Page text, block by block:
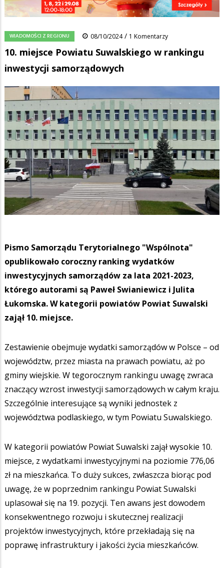
Facebook PinterestTumblrReddit Share
WIADOMOŚCI Z REGIONU 08/10/2024/ 1 Komentarzy
10. miejsce Powiatu Suwalskiego w rankingu
inwestycji samorządowych
Pismo Samorządu Terytorialnego "Wspólnota"
opublikowało coroczny ranking wydatków
inwestycyjnych samorządów za lata 2021-2023,
którego autorami są Paweł Swianiewicz i Julita
Łukomska. W kategorii powiatów Powiat Suwalski
zajął 10. miejsce.
Zestawienie obejmuje wydatki samorządów w Polsce – od
województw, przez miasta na prawach powiatu, aż po
gminy wiejskie. W tegorocznym rankingu uwagę zwraca
znaczący wzrost inwestycji samorządowych w całym kraju.
Szczególnie interesujące są wyniki jednostek z
województwa podlaskiego, w tym Powiatu Suwalskiego.
W kategorii powiatów Powiat Suwalski zajął wysokie 10.
miejsce, z wydatkami inwestycyjnymi na poziomie 776,06
zł na mieszkańca. To duży sukces, zwłaszcza biorąc pod
uwagę, że w poprzednim rankingu Powiat Suwalski
uplasował się na 19. pozycji. Ten awans jest dowodem
konsekwentnego rozwoju i skutecznej realizacji
projektów inwestycyjnych, które przekładają się na
poprawę infrastruktury i jakości życia mieszkańców.